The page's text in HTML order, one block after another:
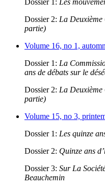
Dossier 1: Les
Dossier 2: La Deuxième
partie)
Volume 16, no 1,
Dossier 1: La
ans de débats sur le
Dossier 2: La Deuxième
partie)
Volume 15, no 3,
Dossier 1: Les quinze
Dossier 2: Quinze ans
Dossier 3: Sur La
Beauchemin